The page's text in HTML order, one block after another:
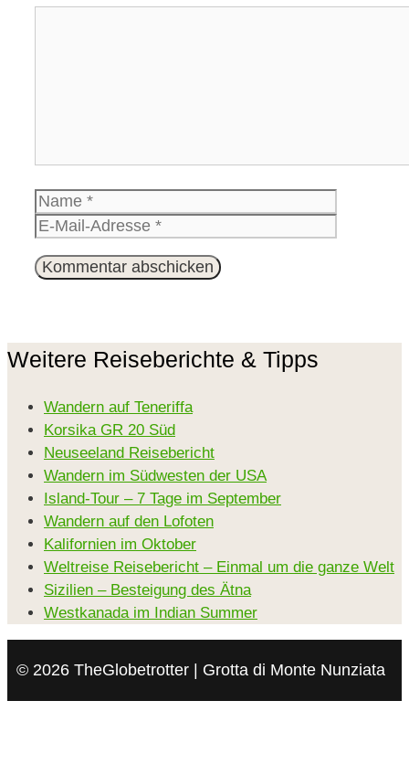
Name
Weitere Reiseberichte & Tipps
Wandern auf Teneriffa
Korsika GR 20 Süd
Neuseeland Reisebericht
Wandern im Südwesten der USA
Island-Tour – 7 Tage im September
Wandern auf den Lofoten
Kalifornien im Oktober
Weltreise Reisebericht – Einmal um die ganze Welt
Sizilien – Besteigung des Ätna
Westkanada im Indian Summer
© 2026 TheGlobetrotter | Grotta di Monte Nunziata